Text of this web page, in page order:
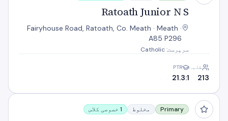
Ratoath Junior N S
Fairyhouse Road, Ratoath, Co. Meath · Meath ·
A85 P296
سرپرست: Catholic
طلبہ
213
PTR
21.3:1
Ratoath Senior Ns
Primary مخلوط 1 خصوصی کلاس